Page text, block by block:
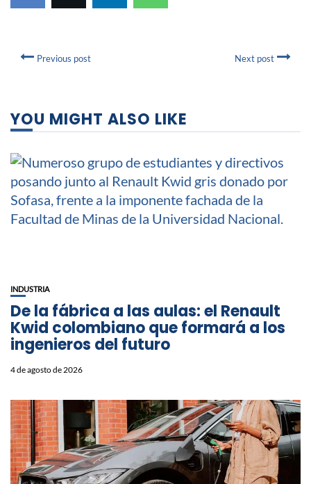
Previous post Next post
YOU MIGHT ALSO LIKE
INDUSTRIA
De la fábrica a las aulas: el Renault
Kwid colombiano que formará a los
ingenieros del futuro
4 de agosto de 2026